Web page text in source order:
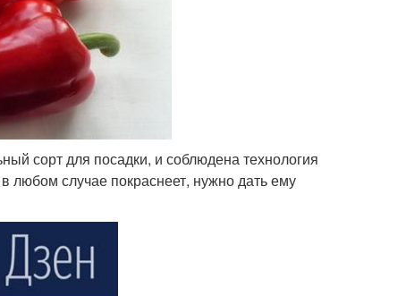
сорт для посадки, и соблюдена технология
любом случае покраснеет, нужно дать ему